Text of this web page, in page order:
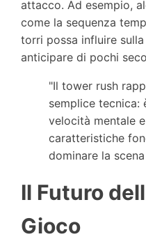
attacco. Ad esempio,
come la sequenza
torri possa influire
anticipare di pochi
"Il tower rush
semplice tecnica:
velocità mentale
caratteristiche
dominare la
Il Futuro
Gioco